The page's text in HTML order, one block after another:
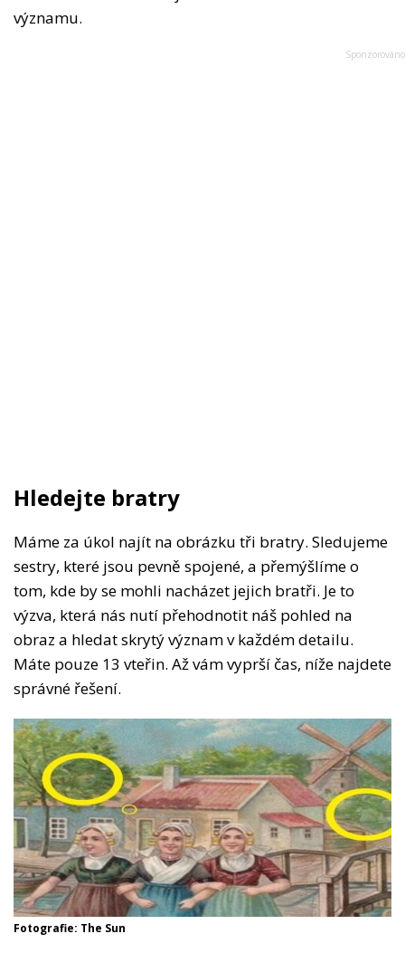
významu.
Hledejte bratry
Máme za úkol najít na obrázku tři bratry. Sledujeme
sestry, které jsou pevně spojené, a přemýšlíme o
tom, kde by se mohli nacházet jejich bratři. Je to
výzva, která nás nutí přehodnotit náš pohled na
obraz a hledat skrytý význam v každém detailu.
Máte pouze 13 vteřin. Až vám vyprší čas, níže najdete
správné řešení.
Fotografie: The Sun